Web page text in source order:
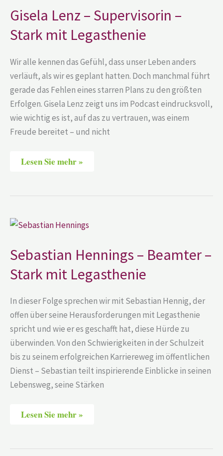
Gisela Lenz – Supervisorin –
Stark mit Legasthenie
Wir alle kennen das Gefühl, dass unser Leben anders
verläuft, als wir es geplant hatten. Doch manchmal führt
gerade das Fehlen eines starren Plans zu den größten
Erfolgen. Gisela Lenz zeigt uns im Podcast eindrucksvoll,
wie wichtig es ist, auf das zu vertrauen, was einem
Freude bereitet – und nicht
Supervisorin
–
Stark
mit
Legasthenie
Lesen Sie mehr »
Sebastian Hennings – Beamter –
Stark mit Legasthenie
In dieser Folge sprechen wir mit Sebastian Hennig, der
offen über seine Herausforderungen mit Legasthenie
spricht und wie er es geschafft hat, diese Hürde zu
überwinden. Von den Schwierigkeiten in der Schulzeit
bis zu seinem erfolgreichen Karriereweg im öffentlichen
Dienst – Sebastian teilt inspirierende Einblicke in seinen
Lebensweg, seine Stärken
Sebastian
Hennings
Beamter
–
Stark
mit
Legasthenie
Lesen Sie mehr »